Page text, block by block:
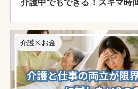
介護×お金